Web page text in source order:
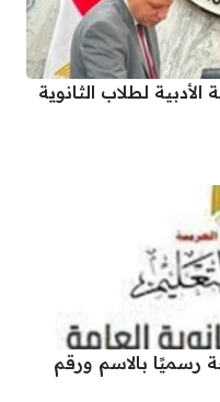
لطلاب الثانوية
العامة 2026 متاحة رسميًا بالاسم ورقم